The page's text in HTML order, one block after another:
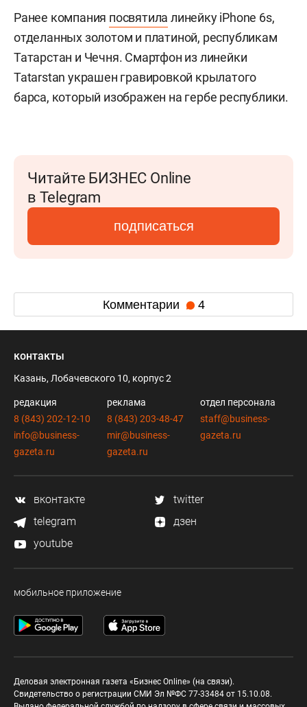
Ранее компания посвятила линейку iPhone 6s,
отделанных золотом и платиной, республикам
Татарстан и Чечня. Смартфон из линейки
Tatarstan украшен гравировкой крылатого
барса, который изображен на гербе республики.
Читайте БИЗНЕС Online
в Telegram
подписаться
Комментарии 4
контакты
Казань, Лобачевского 10, корпус 2
редакция
8 (843) 202-12-10
info@business-
gazeta.ru
реклама
8 (843) 203-48-47
mir@business-
gazeta.ru
отдел персонала
staff@business-
gazeta.ru
вконтакте
twitter
telegram
дзен
youtube
мобильное приложение
Деловая электронная газета «Бизнес Online» (на связи).
Свидетельство о регистрации СМИ Эл №ФС 77-33484 от 15.10.08.